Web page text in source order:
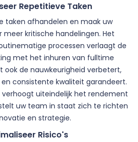
Repetitieve Taken
taken afhandelen en maak uw
meer kritische handelingen. Het
processen verlaagt de
met het inhuren van fulltime
ook de nauwkeurigheid verbetert,
consistente kwaliteit garandeert.
uiteindelijk het rendement
uw team in staat zich te richten
en strategie.
Risico's